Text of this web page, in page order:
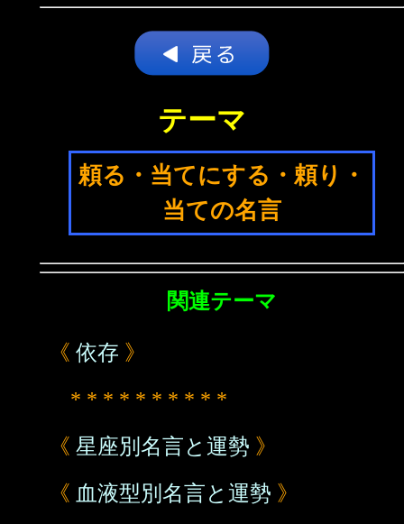
テーマ
頼る・当てにする・頼り・
当ての名言
関連テーマ
《 依存 》
* * * * * * * * * *
《 星座別名言と運勢 》
《 血液型別名言と運勢 》